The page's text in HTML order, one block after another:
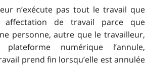
n’exécute pas tout le travail que
affectation de travail parce que
personne, autre que le travailleur,
numérique l’annule,
prend fin lorsqu’elle est annulée